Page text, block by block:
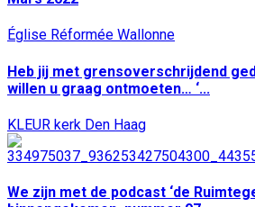
Église Réformée Wallonne
Heb jij met grensoverschrijdend
willen u graag ontmoeten… ‘...
KLEUR kerk Den Haag
We zijn met de podcast ‘de